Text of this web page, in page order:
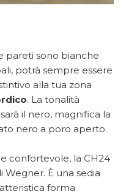
pareti sono bianche
potrà sempre essere
alla tua zona
. La tonalità
il nero, magnifica la
nero a poro aperto.
confortevole, la CH24
È una sedia
forma